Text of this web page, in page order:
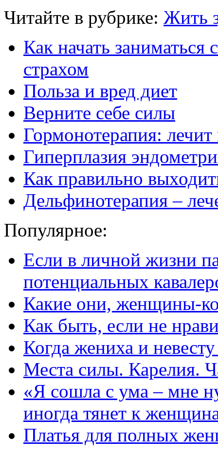
Читайте в рубрике: Жить
Как начать
страхом
Польза и вред диет
Верните себе силы
Гормонотерапия: лечит
Гиперплазия
Как правильно
Дельфинотерапия –
Популярное:
Если в личной жизни
потенциальных
Какие они, женщины-
Как быть, если не
Когда жениха и
Места силы. Карелия.
«Я сошла с ума – мне
иногда тянет к
Платья для полных